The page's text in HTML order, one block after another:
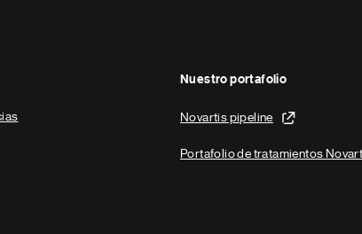
Nuestro portafolio
Novartis pipeline
Portafolio de tratamientos